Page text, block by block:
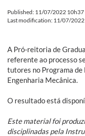
Published: 11/07/2022 10h37
Last modification: 11/07/
A Pró-reitoria de
referente ao processo
tutores no Programa de
Engenharia Mecânica.
O resultado está
Este material foi
disciplinadas pela